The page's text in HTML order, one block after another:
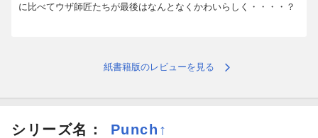
に比べてウザ師匠たちが最後はなんとなくかわいらしく・・・・？
紙書籍版のレビューを見る
シリーズ名： Punch↑